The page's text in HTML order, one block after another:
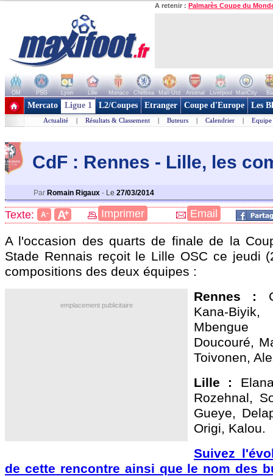
A retenir : Palmarès Coupe du
OM PSG Lyon Lille Monaco Chelsea Man Utd Arsenal Liverpool ManCity
+ de clubs
Mercato Ligue 1 L2/Coupes Etranger Coupe d'Europe Les
Actualité | Résultats & Classement | Buteurs | Calendrier | Equipe
CdF : Rennes - Lille, les
Par Romain Rigaux - Le 27/03/2014
Texte: A- A+ Imprimer Email
A l'occasion des quarts de finale de la
Stade Rennais reçoit le Lille OSC ce jeudi
compositions des deux équipes :
emplacement publicitaire
Rennes :
Kana-
Mbengue
Doucouré,
Toivonen,
Lille :
Rozehnal,
Gueye,
Origi, Kalou.
Suivez
de cette rencontre ainsi que le nom des